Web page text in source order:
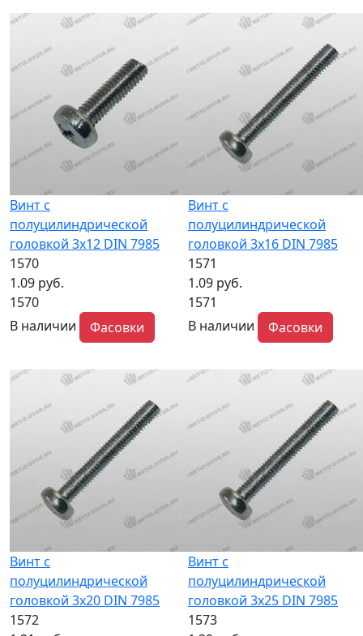
Винт с
полуцилиндрической
головкой 3x12 DIN 7985
1570
1.09 руб.
1570
В наличии
Фасовки
Винт с
полуцилиндрической
головкой 3x16 DIN 7985
1571
1.09 руб.
1571
В наличии
Фасовки
Винт с
полуцилиндрической
головкой 3x20 DIN 7985
1572
Винт с
полуцилиндрической
головкой 3x25 DIN 7985
1573